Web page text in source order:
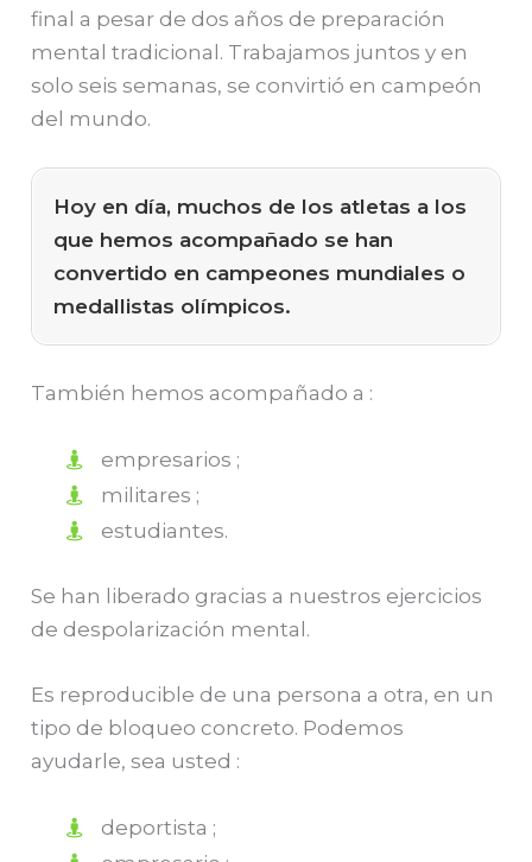
final a pesar de dos años de preparación
mental tradicional. Trabajamos juntos y en
solo seis semanas, se convirtió en campeón
del mundo.
Hoy en día, muchos de los atletas a los
que hemos acompañado se han
convertido en campeones mundiales o
medallistas olímpicos.
También hemos acompañado a :
empresarios ;
militares ;
estudiantes.
Se han liberado gracias a nuestros ejercicios
de despolarización mental.
Es reproducible de una persona a otra, en un
tipo de bloqueo concreto. Podemos
ayudarle, sea usted :
deportista ;